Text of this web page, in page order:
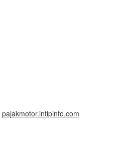
pajakmotor.intipinfo.com